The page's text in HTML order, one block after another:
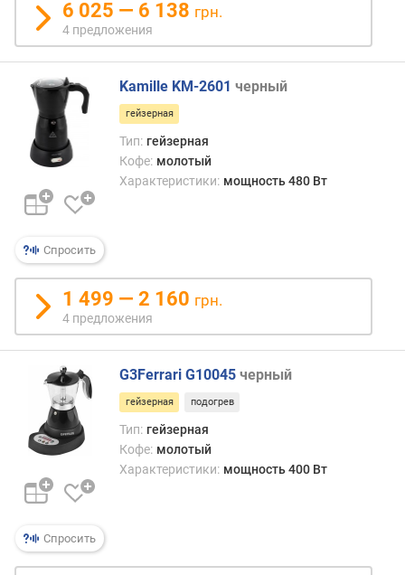
х
к
д
е
ш
в
ы
м
п
о
т
з
ы
в
а
м
п
о
д
а
е
д
б
а
6 025 — 6 138 грн.
4 предложения
Спросить
Kamille KM-2601 черный
гейзерная
Тип: гейзерная
Кофе: молотый
Характеристики: мощность 480 Вт
1 499 — 2 160 грн.
4 предложения
Спросить
G3Ferrari G10045 черный
гейзерная подогрев
Тип: гейзерная
Кофе: молотый
Характеристики: мощность 400 Вт